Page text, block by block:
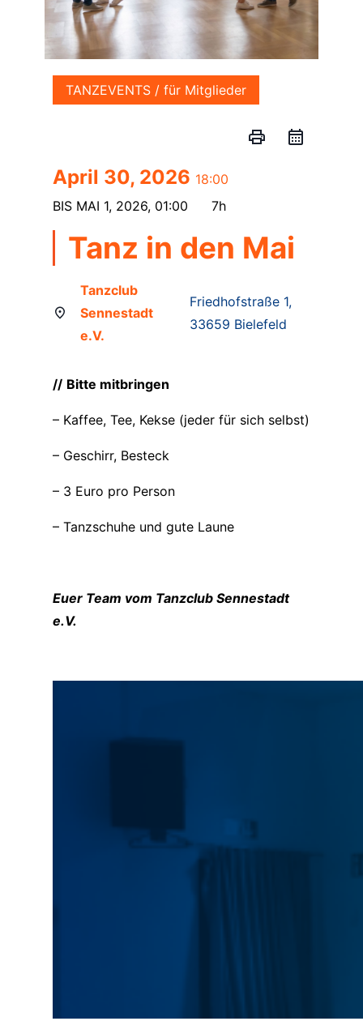
TANZEVENTS / für Mitglieder
print
April 30, 2026 18:00
BIS MAI 1, 2026, 01:00 7h
Tanz in den Mai
Tanzclub
Sennestadt
e.V.
Friedhofstraße 1,
33659 Bielefeld
// Bitte mitbringen
– Kaffee, Tee, Kekse (jeder für sich selbst)
– Geschirr, Besteck
– 3 Euro pro Person
– Tanzschuhe und gute Laune
Euer Team vom Tanzclub Sennestadt
e.V.